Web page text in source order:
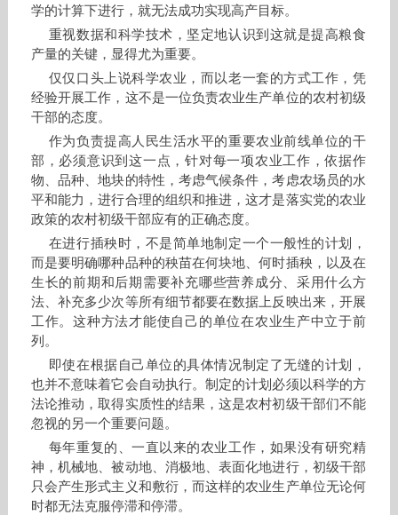
学的计算下进行，就无法成功实现高产目标。
重视数据和科学技术，坚定地认识到这就是提高粮食
产量的关键，显得尤为重要。
仅仅口头上说科学农业，而以老一套的方式工作，凭
经验开展工作，这不是一位负责农业生产单位的农村初级
干部的态度。
作为负责提高人民生活水平的重要农业前线单位的干
部，必须意识到这一点，针对每一项农业工作，依据作
物、品种、地块的特性，考虑气候条件，考虑农场员的水
平和能力，进行合理的组织和推进，这才是落实党的农业
政策的农村初级干部应有的正确态度。
在进行插秧时，不是简单地制定一个一般性的计划，
而是要明确哪种品种的秧苗在何块地、何时插秧，以及在
生长的前期和后期需要补充哪些营养成分、采用什么方
法、补充多少次等所有细节都要在数据上反映出来，开展
工作。这种方法才能使自己的单位在农业生产中立于前
列。
即使在根据自己单位的具体情况制定了无缝的计划，
也并不意味着它会自动执行。制定的计划必须以科学的方
法论推动，取得实质性的结果，这是农村初级干部们不能
忽视的另一个重要问题。
每年重复的、一直以来的农业工作，如果没有研究精
神，机械地、被动地、消极地、表面化地进行，初级干部
只会产生形式主义和敷衍，而这样的农业生产单位无论何
时都无法克服停滞和停滞。